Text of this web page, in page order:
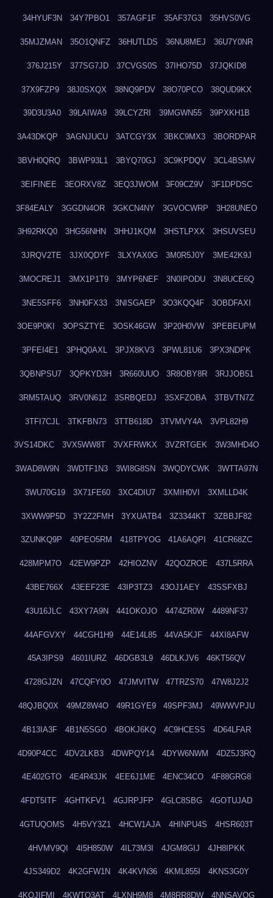
34HYUF3N 34Y7PBO1 357AGF1F 35AF37G3 35HVS0VG
35MJZMAN 35O1QNFZ 36HUTLDS 36NU8MEJ 36U7Y0NR
376J215Y 377SG7JD 37CVGS0S 37IHO75D 37JQKID8
37X9FZP9 38J0SXQX 38NQ9PDV 38O70PCO 38QUD9KX
39D3U3A0 39LAIWA9 39LCYZRI 39MGWN55 39PXKH1B
3A43DKQP 3AGNJUCU 3ATCGY3X 3BKC9MX3 3BORDPAR
3BVH0QRQ 3BWP93L1 3BYQ70GJ 3C9KPDQV 3CL4BSMV
3EIFINEE 3EORXV8Z 3EQ3JWOM 3F09CZ9V 3F1DPDSC
3F84EALY 3GGDN4OR 3GKCN4NY 3GVOCWRP 3H28UNEO
3H92RKQ0 3HG56NHN 3HHJ1KQM 3HSTLPXX 3HSUVSEU
3JRQV2TE 3JX0QDYF 3LXYAX0G 3M0R5J0Y 3ME42K9J
3MOCREJ1 3MX1P1T9 3MYP6NEF 3N0IPODU 3N8UCE6Q
3NE5SFF6 3NH0FX33 3NISGAEP 3O3KQQ4F 3OBDFAXI
3OE9P0KI 3OPSZTYE 3OSK46GW 3P20H0VW 3PEBEUPM
3PFEI4E1 3PHQ0AXL 3PJX8KV3 3PWL81U6 3PX3NDPK
3QBNPSU7 3QPKYD3H 3R660UUO 3R8OBY8R 3RJJOB51
3RM5TAUQ 3RV0N612 3SRBQEDJ 3SXFZOBA 3TBVTN7Z
3TFI7CJL 3TKFBN73 3TTB618D 3TVMVY4A 3VPL82H9
3VS14DKC 3VX5WW8T 3VXFRWKX 3VZRTGEK 3W3MHD4O
3WAD8W9N 3WDTF1N3 3WI8G8SN 3WQDYCWK 3WTTA97N
3WU70G19 3X71FE60 3XC4DIU7 3XMIH0VI 3XMLLD4K
3XWW9P5D 3Y2Z2FMH 3YXUATB4 3Z3344KT 3ZBBJF82
3ZUNKQ9P 40PEO5RM 418TPYOG 41A6AQPI 41CR68ZC
428MPM7O 42EW9PZP 42HIOZNV 42QOZROE 437L5RRA
43BE766X 43EEF23E 43IP3TZ3 43OJ1AEY 43SSFXBJ
43U16JLC 43XY7A9N 441OKOJO 4474ZR0W 4489NF37
44AFGVXY 44CGH1H9 44E14L85 44VA5KJF 44XI8AFW
45A3IPS9 4601IURZ 46DGB3L9 46DLKJV6 46KT56QV
4728GJZN 47CQFY0O 47JMVITW 47TRZS70 47W8J2J2
48QJBQ0X 49MZ8W4O 49R1GYE9 49SPF3MJ 49WWVPJU
4B13IA3F 4B1N5SGO 4BOKJ6KQ 4C9HCESS 4D64LFAR
4D90P4CC 4DV2LKB3 4DWPQY14 4DYW6NWM 4DZ5J3RQ
4E402GTO 4E4R43JK 4EE6J1ME 4ENC34CO 4F88GRG8
4FDT5ITF 4GHTKFV1 4GJRPJFP 4GLC8SBG 4GOTUJAD
4GTUQOMS 4H5VY3Z1 4HCW1AJA 4HINPU4S 4HSR603T
4HVMV9QI 4I5H850W 4IL73M3I 4JGM8GIJ 4JH8IPKK
4JS349D2 4K2GFW1N 4K4KVN36 4KML855I 4KNS3G0Y
4KQJIFMI 4KWTO3AT 4LXNH9M8 4M8RR8DW 4NNSAVOG